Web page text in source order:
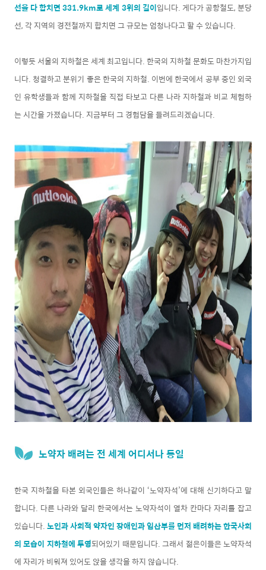
선을 다 합치면 331.9km로 세계 3위의 길이입니다. 게다가 공항철도, 분당
선, 각 지역의 경전철까지 합치면 그 규모는 엄청나다고 할 수 있습니다.
이렇듯 서울의 지하철은 세계 최고입니다. 한국의 지하철 문화도 마찬가지입
니다. 청결하고 분위기 좋은 한국의 지하철. 이번에 한국에서 공부 중인 외국
인 유학생들과 함께 지하철을 직접 타보고 다른 나라 지하철과 비교 체험하
는 시간을 가졌습니다. 지금부터 그 경험담을 들려드리겠습니다.
노약자 배려는 전 세계 어디서나 동일
한국 지하철을 타본 외국인들은 하나같이 ‘노약자석’에 대해 신기하다고 말
합니다. 다른 나라와 달리 한국에서는 노약자석이 열차 칸마다 자리를 잡고
있습니다.노인과 사회적 약자인 장애인과 임산부를 먼저 배려하는 한국사회
의 모습이 지하철에 투영되어있기 때문입니다. 그래서 젊은이들은 노약자석
에 자리가 비워져 있어도 앉을 생각을 하지 않습니다.